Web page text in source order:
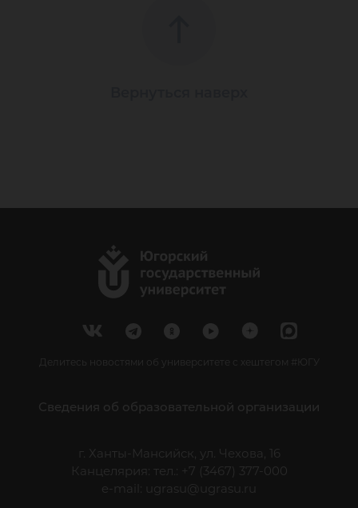
Делитесь новостями об университете с хештегом #ЮГУ
Сведения об образовательной организации
г. Ханты-Мансийск, ул. Чехова, 16
Канцелярия: тел.: +7 (3467) 377-000
e-mail:
ugrasu@ugrasu.ru